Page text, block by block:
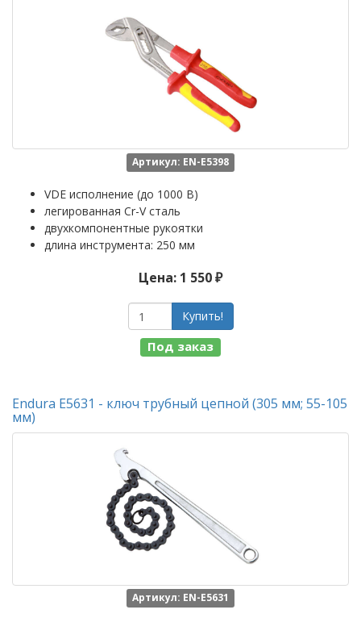
Артикул: EN-E5398
VDE исполнение (до 1000 В)
легированная Cr-V сталь
двухкомпонентные рукоятки
длина инструмента: 250 мм
Цена: 1 550 ₽
Купить!
Под заказ
Endura E5631 - ключ трубный цепной (305 мм; 55-105
мм)
Артикул: EN-E5631